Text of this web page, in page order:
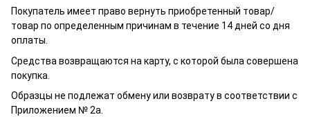
Покупатель имеет право вернуть приобретенный товар/
товар по определенным причинам в течение 14 дней со дня
оплаты.
Средства возвращаются на карту, с которой была совершена
покупка.
Образцы не подлежат обмену или возврату в соответствии с
Приложением № 2а.